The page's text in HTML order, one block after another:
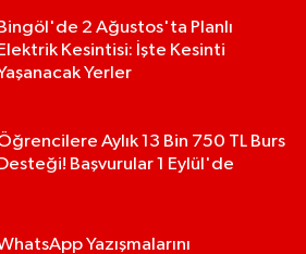
Bingöl'de 2 Ağustos'ta Planlı
Elektrik Kesintisi: İşte Kesinti
Yerler
Aylık 13 Bin 750 TL Burs
Başvurular 1 Eylül'de
Yazışmalarını